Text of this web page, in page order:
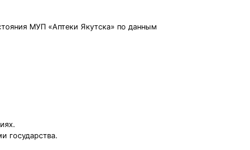
МУП «Аптеки Якутска» по данным
государства.